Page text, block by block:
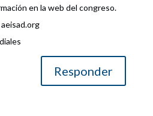
en la web del congreso.
Responder